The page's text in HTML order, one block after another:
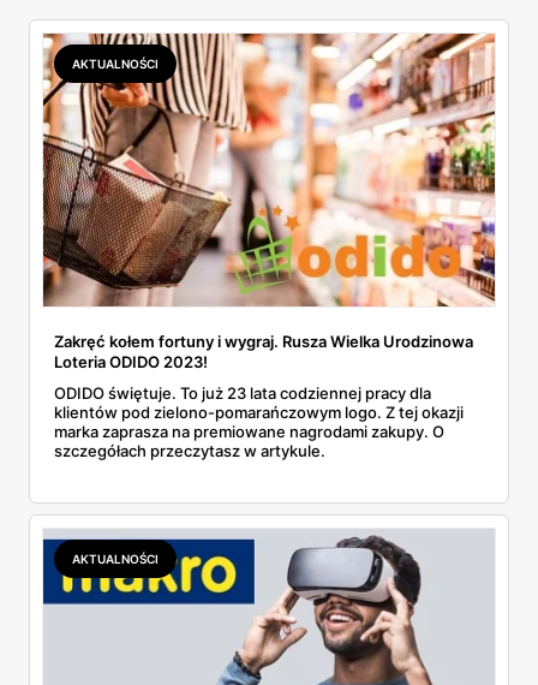
AKTUALNOŚCI
Zakręć kołem fortuny i wygraj. Rusza Wielka Urodzinowa
Loteria ODIDO 2023!
ODIDO świętuje. To już 23 lata codziennej pracy dla
klientów pod zielono-pomarańczowym logo. Z tej okazji
marka zaprasza na premiowane nagrodami zakupy. O
szczegółach przeczytasz w artykule.
AKTUALNOŚCI